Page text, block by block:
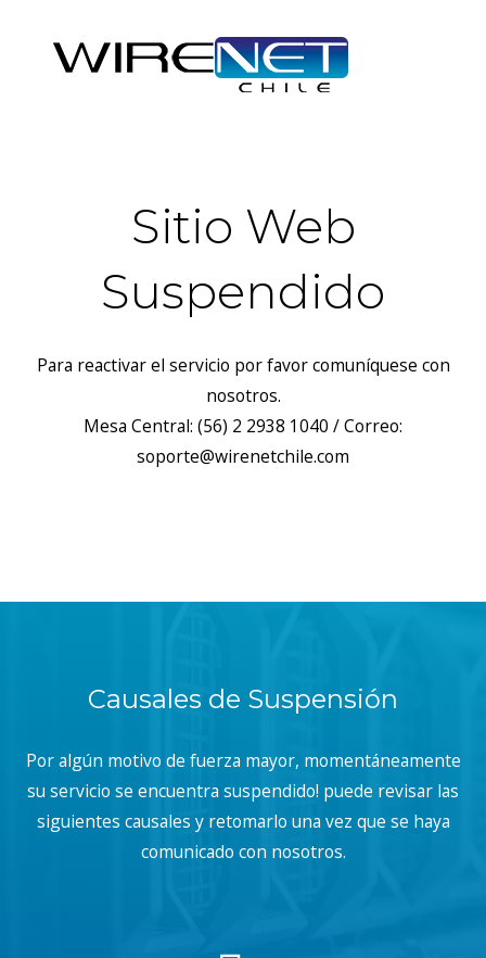
Sitio Web
Suspendido
Para reactivar el servicio por favor comuníquese con
nosotros.
Mesa Central: (56) 2 2938 1040 / Correo:
soporte@wirenetchile.com
Causales de Suspensión
Por algún motivo de fuerza mayor, momentáneamente
su servicio se encuentra suspendido! puede revisar las
siguientes causales y retomarlo una vez que se haya
comunicado con nosotros.